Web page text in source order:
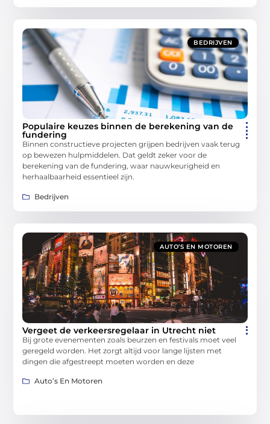
BEDRIJVEN
Populaire keuzes binnen de berekening van de
fundering
Binnen constructieve projecten grijpen bedrijven vaak terug
op bewezen hulpmiddelen. Dat geldt zeker voor de
berekening van de fundering, waar nauwkeurigheid en
herhaalbaarheid essentieel zijn.
Bedrijven
AUTO’S EN MOTOREN
Vergeet de verkeersregelaar in Utrecht niet
Bij grote evenementen zoals beurzen en festivals moet veel
geregeld worden. Het zorgt altijd voor lange lijsten met
dingen die afgestreept moeten worden en deze
Auto’s En Motoren